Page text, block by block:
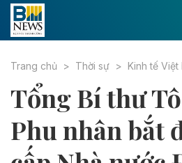
Trang chủ Thời sự Kinh tế Việt
Tổng Bí thư
Phu nhân bắt